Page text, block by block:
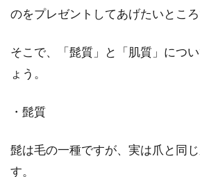
のをプレゼントしてあげたいところ
そこで、「髭質」と「肌質」につ
ょう。
・髭質
髭は毛の一種ですが、実は爪と同
す。